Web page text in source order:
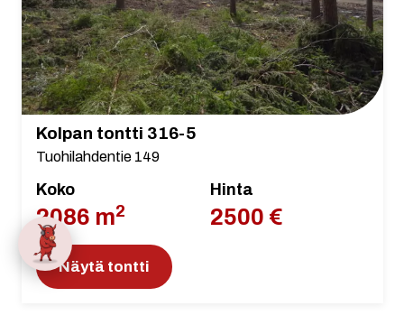
Kolpan tontti 316-5
Tuohilahdentie 149
Koko
2086 m2
Hinta
2500 €
Näytä tontti